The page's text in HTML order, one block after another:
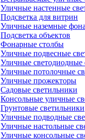
Уличные настенные
Подсветка для витрин
Уличные наземные
Подсветка объектов
Фонарные столбы
Уличные подвесные
Уличные светодиодные
Уличные потолочные
Уличные прожекторы
Садовые светильники
Консольные уличные
Грунтовые светильники
Уличные подводные
Уличные настольные
Уличные консольные